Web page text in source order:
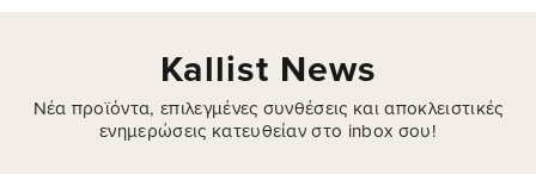
γεμάτη και λαμπερή επιδερμίδα σε 14
Kallist News
Νέα προϊόντα, επιλεγμένες συνθέσεις και αποκλειστικές
ενημερώσεις κατευθείαν στο inbox σου!